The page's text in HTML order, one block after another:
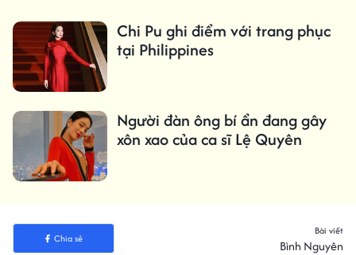
Chi Pu ghi điểm với trang phục
tại Philippines
Người đàn ông bí ẩn đang gây
xôn xao của ca sĩ Lệ Quyên
Chia sẻ
Bài viết
Bình Nguyên